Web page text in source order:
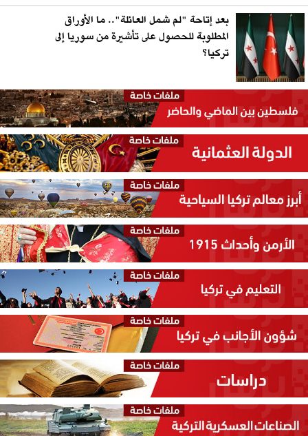
بعد إتاحة "لم شمل العائلة".. ما الأوراق
المطلوبة للحصول على تأشيرة من سوريا إلى
تركيا؟